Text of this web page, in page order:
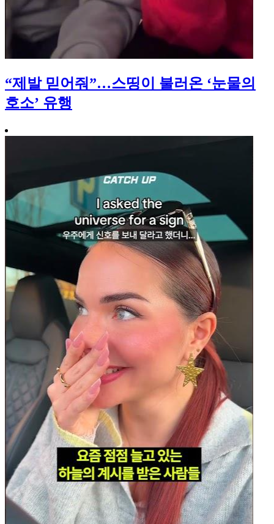
“제발 믿어줘”…스띵이 불러온 ‘눈물의
호소’ 유행